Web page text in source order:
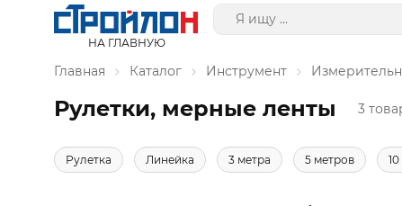
НА ГЛАВНУЮ
Главная Каталог Инструмент
Рулетки, мерные ленты 3
Рулетка Линейка 3 метра 5 метров